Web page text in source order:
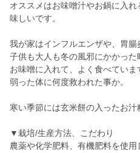
オススメはお味噌汁やお鍋に入
味しいです。
我が家はインフルエンザや、胃腸
子供も大人も冬の風邪にかかった
お味噌に入れて、よく食べていま
弱った体に何度救われた事か。
寒い季節には玄米餅の入ったお汁
▼栽培/生産方法、こだわり
農薬や化学肥料、有機肥料を使用